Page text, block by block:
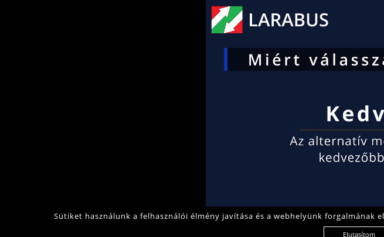
Sütiket használunk a felhasználói élmény javítása és a webhelyünk
Elutasítom